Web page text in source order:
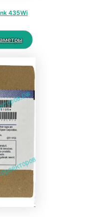
435Wi
Этот
несколько
Опции
товара.